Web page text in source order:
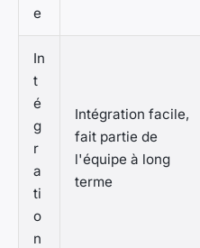
e
In
t
é
g
r
a
ti
o
n
Intégration facile,
fait partie de
l'équipe à long
terme